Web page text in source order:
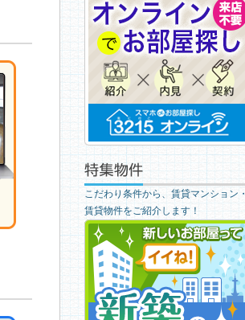
こだわり条件から、賃貸マンション・
賃貸物件をご紹介します！